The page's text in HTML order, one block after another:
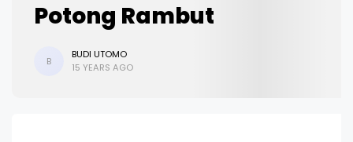
Potong Rambut
B
BUDI UTOMO
15 YEARS AGO